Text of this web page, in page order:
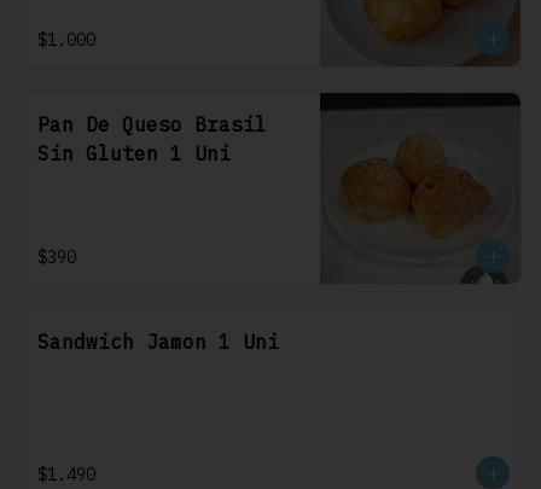
$1.000
Pan De Queso Brasil
Sin Gluten 1 Uni
$390
Sandwich Jamon 1 Uni
$1.490